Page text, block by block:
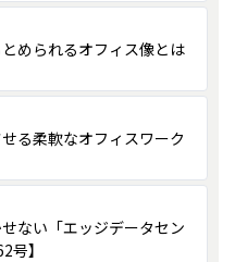
められるオフィス像とは
る柔軟なオフィスワーク
ない「エッジデータセン
号】